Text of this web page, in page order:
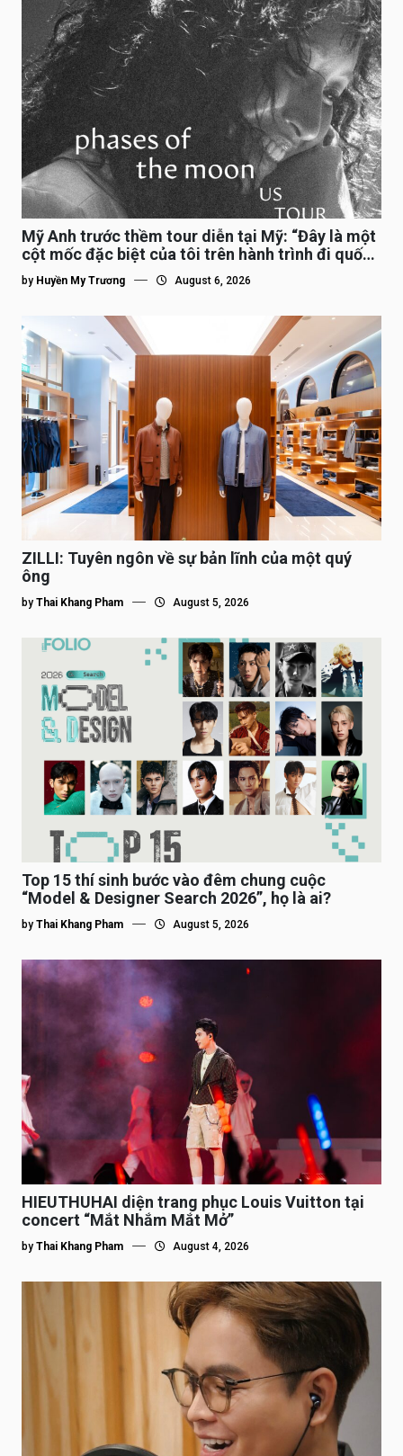
Mỹ Anh trước thềm tour diễn tại Mỹ: “Đây là một
cột mốc đặc biệt của tôi trên hành trình đi quốc
tế”
by Huyền My Trương August 6, 2026
ZILLI: Tuyên ngôn về sự bản lĩnh của một quý
ông
by Thai Khang Pham August 5, 2026
Top 15 thí sinh bước vào đêm chung cuộc
“Model & Designer Search 2026”, họ là ai?
by Thai Khang Pham August 5, 2026
HIEUTHUHAI diện trang phục Louis Vuitton tại
concert “Mắt Nhắm Mắt Mở”
by Thai Khang Pham August 4, 2026